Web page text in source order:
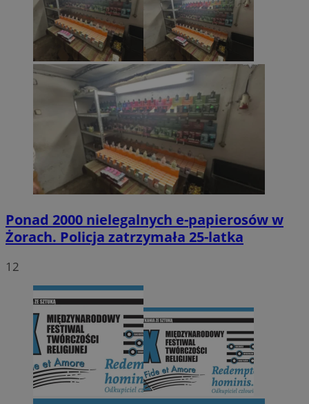
Ponad 2000 nielegalnych e-papierosów w
Żorach. Policja zatrzymała 25-latka
12